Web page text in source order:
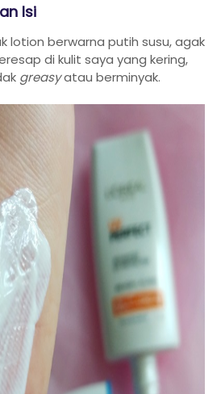
Isi
lotion berwarna putih susu, agak
di kulit saya yang kering,
greasyatau berminyak.